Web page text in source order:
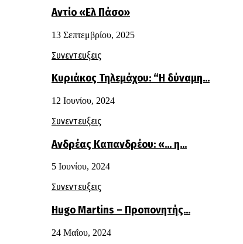
Αντίο «Ελ Πάσο»
13 Σεπτεμβρίου, 2025
Συνεντευξεις
Κυριάκος Τηλεμάχου: “Η δύναμη…
12 Ιουνίου, 2024
Συνεντευξεις
Ανδρέας Καπανδρέου: «… η…
5 Ιουνίου, 2024
Συνεντευξεις
Hugo Martins – Προπονητής…
24 Μαΐου, 2024